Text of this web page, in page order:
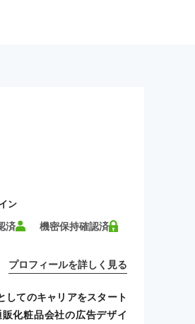
ン
済 機密保持確認済
プロフィールを詳しく見る
してのキャリアをスタート
化粧品会社の広告デザイ